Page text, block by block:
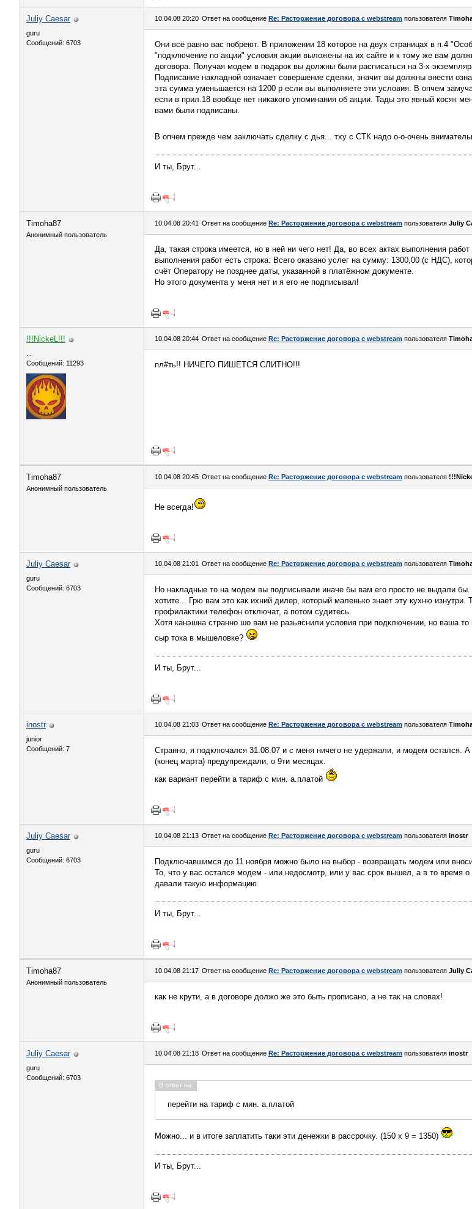
Juliy Caesar
guru
Сообщений: 6703
10.04.08 20:20 Ответ на сообщение Re: Расторжение договора с webstream пользователя
Они всё равно вас побреют. В приложении 18 которое на двух страницах в п.4
"подключение по акции" условия акции выложены на их сайте и к тому же вам
договора. Получая модем в подарок вы должны были расписаться на 3-х
Подписание накладной означает совершение сделки, значит вы должны внести
эта сумма уменьшается на 1200 р если вы выполняете эти условия. В опчем
если в прил.18 вообще нет никакого упоминания об акции. Тады это явный косяк
вами были подписаны.
В опчем прежде чем заключать сделку с дья... тху с СТК надо о-о-очень
И ты, Брут...
Timoha87
Анонимный пользователь
10.04.08 20:41 Ответ на сообщение Re: Расторжение договора с webstream пользователя Juliy
Да, такая строка имеется, но в ней ни чего нет! Да, во всех актах выполнения
выполнения работ есть строка: Всего оказано услег на сумму: 1300,00 (с НДС),
счёт Оператору не позднее даты, указанной в платёжном документе.
Но этого документа у меня нет и я его не подписывал!
!!!NickeL!!!
Сообщений: 11293
10.04.08 20:44 Ответ на сообщение Re: Расторжение договора с webstream пользователя
пл#ть!! НИЧЕГО ПИШЕТСЯ СЛИТНО!!!
Timoha87
Анонимный пользователь
10.04.08 20:45 Ответ на сообщение Re: Расторжение договора с webstream пользователя
Не всегда!
Juliy Caesar
guru
Сообщений: 6703
10.04.08 21:01 Ответ на сообщение Re: Расторжение договора с webstream пользователя
Но накладные то на модем вы подписывали иначе бы вам его просто не выдали
хотите... Грю вам это как ихний дилер, который маленько знает эту кухню
профилактики телефон отключат, а потом судитесь.
Хотя канэшна странно шо вам не разьяснили условия при подключении, но ваша
сыр тока в мышеловке?
И ты, Брут...
inostr
junior
Сообщений: 7
10.04.08 21:03 Ответ на сообщение Re: Расторжение договора с webstream пользователя
Странно, я подключался 31.08.07 и с меня ничего не удержали, и модем остался.
(конец марта) предупреждали, о 9ти месяцах.
как вариант перейти а тариф с мин. а.платой
Juliy Caesar
guru
Сообщений: 6703
10.04.08 21:13 Ответ на сообщение Re: Расторжение договора с webstream пользователя inostr
Подключавшимся до 11 ноября можно было на выбор - возвращать модем или
То, что у вас остался модем - или недосмотр, или у вас срок вышел, а в то время о
давали такую информацию.
И ты, Брут...
Timoha87
Анонимный пользователь
10.04.08 21:17 Ответ на сообщение Re: Расторжение договора с webstream пользователя Juliy
как не крути, а в договоре должо же это быть прописано, а не так на словах!
Juliy Caesar
guru
Сообщений: 6703
10.04.08 21:18 Ответ на сообщение Re: Расторжение договора с webstream пользователя inostr
В ответ на:
перейти на тариф с мин. а.платой
Можно... и в итоге заплатить таки эти денежки в рассрочку. (150 х 9 = 1350)
И ты, Брут...